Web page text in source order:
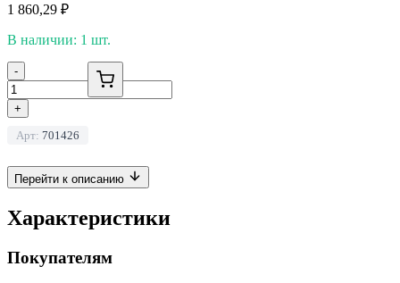
1 860,29 ₽
В наличии: 1 шт.
-
+
Арт: 701426
Перейти к описанию
Характеристики
Покупателям